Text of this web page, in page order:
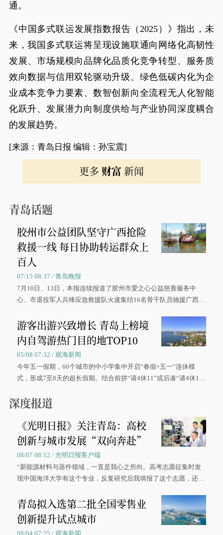
通。
《中国多式联运发展指数报告（2025）》指出，未
来，我国多式联运将呈现设施联通向网络化高韧性
发展、市场规模向品牌化品质化竞争转型、服务质
效向数据与信用双轮驱动升级、绿色低碳内化为企
业成本竞争力要素、数智创新向全流程无人化智能
化跃升、发展潜力向制度供给与产业协同深度耦合
的发展趋势。
[来源：青岛日报 编辑：孙宝震]
更多 财富 新闻
青岛话题
胶州市公益团队坚守广西抢险
救援一线 每日协助转运群众上
百人
07/15 08:37 / 青岛晚报
7月10日、13日，本报连续报道了胶州市爱之心公益慈善服务中
心、市退役军人兵锋应急救援队火速集结16名骨干队员驰援广西灾
游客出游兴致增长 青岛上榜境
内自驾游热门目的地TOP10
05/08 07:32 / 观海新闻
今年五一假期，60个城市的中小学集中开启“春假+五一”连休模
式，形成7至8天的超长假期。结合前拼“请4休11”或后凑“请4休1
深度报道
《光明日报》关注青岛：高校
创新与城市发展“双向奔赴”
08/07 08:12 / 光明日报客户端
“新能源材料与器件领域，一直是我心之所向。高考志愿征集时发
现中国海洋大学有这个专业，反复研究后我填报了这个志愿，还真
大学材料科学与工程学院材料类专业的录取通知书。
青岛拟入选第二批全国零售业
创新提升试点城市
08/04 07:25 / 观海新闻